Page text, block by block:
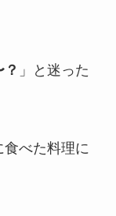
」と迷った
べた料理に